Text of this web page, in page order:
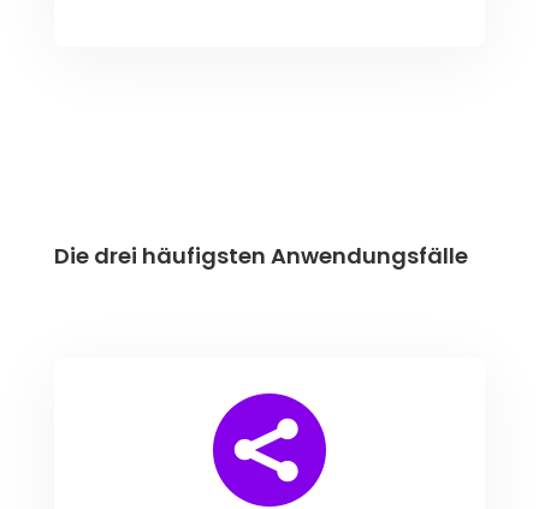
Die drei häufigsten Anwendungsfälle
